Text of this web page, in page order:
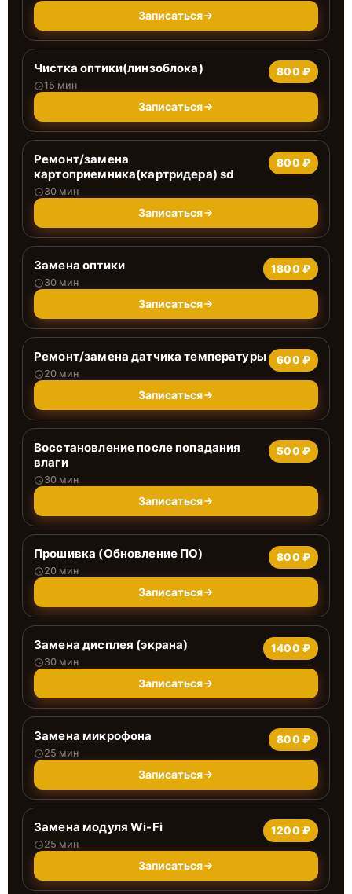
Записаться
Чистка оптики(линзоблока)
15 мин
800 ₽
Записаться
Ремонт/замена
картоприемника(картридера) sd
30 мин
800 ₽
Записаться
Замена оптики
30 мин
1800 ₽
Записаться
Ремонт/замена датчика температуры
20 мин
600 ₽
Записаться
Восстановление после попадания
влаги
30 мин
500 ₽
Записаться
Прошивка (Обновление ПО)
20 мин
800 ₽
Записаться
Замена дисплея (экрана)
30 мин
1400 ₽
Записаться
Замена микрофона
25 мин
800 ₽
Записаться
Замена модуля Wi-Fi
25 мин
1200 ₽
Записаться